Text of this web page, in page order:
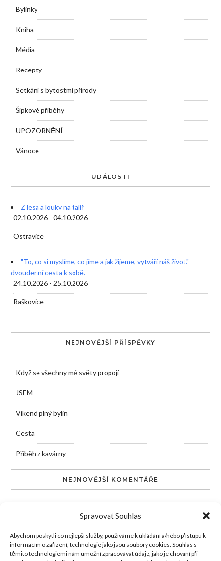
Spravovat Souhlas
Abychom poskytli co nejlepší služby, používáme k ukládání a/nebo přístupu k
informacím o zařízení, technologie jako jsou soubory cookies. Souhlas s
těmito technologiemi nám umožní zpracovávat údaje, jako je chování při
Bylinky
Kniha
Média
Recepty
Setkání s bytostmi přírody
Šípkové příběhy
UPOZORNĚNÍ
Vánoce
UDÁLOSTI
Z lesa a louky na talíř
02.10.2026 - 04.10.2026
Ostravice
"To, co si myslíme, co jíme a jak žijeme, vytváří náš život." -
dvoudenní cesta k sobě.
24.10.2026 - 25.10.2026
Raškovice
NEJNOVĚJŠÍ PŘÍSPĚVKY
Když se všechny mé světy propojí
JSEM
Víkend plný bylin
Cesta
Příběh z kavárny
NEJNOVĚJŠÍ KOMENTÁŘE
admin :Magnolie: Květ síly, krásy a klidu